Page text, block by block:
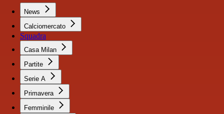
News
Calciomercato
Squadra
Casa Milan
Partite
Serie A
Primavera
Femminile